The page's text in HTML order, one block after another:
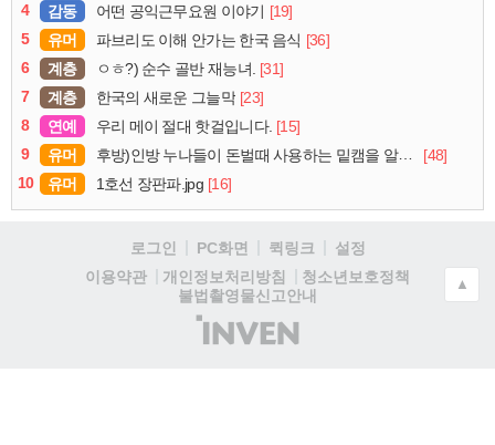
4
감동 어떤 공익근무요원 이야기 [19]
5
유머 파브리도 이해 안가는 한국 음식 [36]
6
계층 ㅇㅎ?) 순수 골반 재능녀. [31]
7
계층 한국의 새로운 그늘막 [23]
8
연예 우리 메이 절대 핫걸입니다. [15]
9
유머 후방)인방 누나들이 돈벌때 사용하는 밑캠을 알아보자
[48]
10
유머 1호선 장판파.jpg [16]
로그인 PC화면 퀵링크
설정
이용약관
개인정보처리방침
청소년보호정책
불법촬영물신고안내
(주)
인
▲